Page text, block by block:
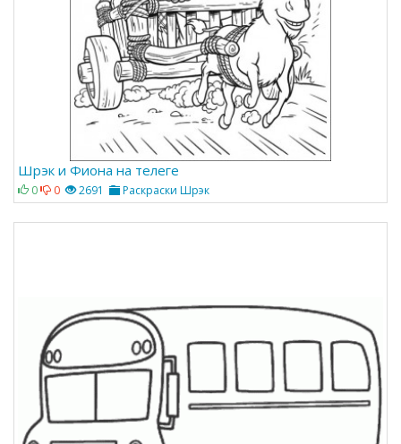
Шрэк и Фиона на телеге
0 0 2691 Раскраски Шрэк